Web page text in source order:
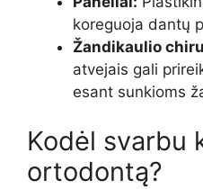
koreguoja dantų
Žandikaulio
atvejais gali
esant sunkioms
Kodėl svarbu
ortodontą?